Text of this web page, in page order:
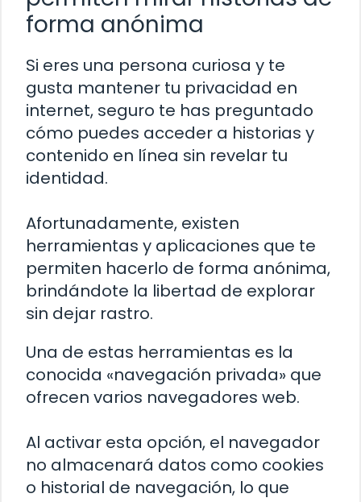
forma anónima
Si eres una persona curiosa y te
gusta mantener tu privacidad en
internet, seguro te has preguntado
cómo puedes acceder a historias y
contenido en línea sin revelar tu
identidad.
Afortunadamente, existen
herramientas y aplicaciones que te
permiten hacerlo de forma anónima,
brindándote la libertad de explorar
sin dejar rastro.
Una de estas herramientas es la
conocida «navegación privada» que
ofrecen varios navegadores web.
Al activar esta opción, el navegador
no almacenará datos como cookies
o historial de navegación, lo que